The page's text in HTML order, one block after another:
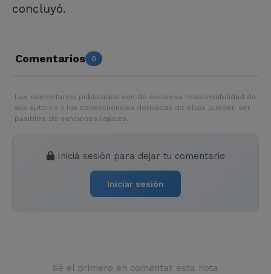
concluyó.
Comentarios 0
Los comentarios publicados son de exclusiva responsabilidad de
sus autores y las consecuencias derivadas de ellos pueden ser
pasibles de sanciones legales.
Iniciá sesión para dejar tu comentario
Iniciar sesión
Sé el primero en comentar esta nota